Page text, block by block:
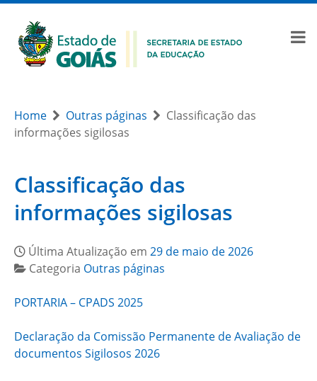
Home Outras páginas
Classificação das
informações sigilosas
Classificação das
informações sigilosas
Última Atualização em 29 de maio de 2026
Categoria Outras páginas
PORTARIA – CPADS 2025
Declaração da Comissão Permanente de Avaliação de
documentos Sigilosos 2026